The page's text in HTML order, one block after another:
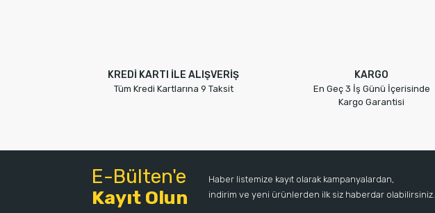
KREDİ KARTI İLE ALIŞVERİŞ
Tüm Kredi Kartlarına 9 Taksit
KARGO
En Geç 3 İş Günü İçerisinde
Kargo Garantisi
E-Bülten'e
Kayıt Olun
Haber listemize kayıt olarak kampanyalardan,
indirim ve yeni ürünlerden ilk siz haberdar olabilirsiniz.